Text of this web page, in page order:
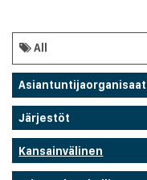
All
Järjestöt
Kansainvälinen